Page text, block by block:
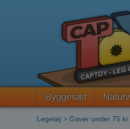
Byggesæt
Legetøj > Gaver under 75 kr